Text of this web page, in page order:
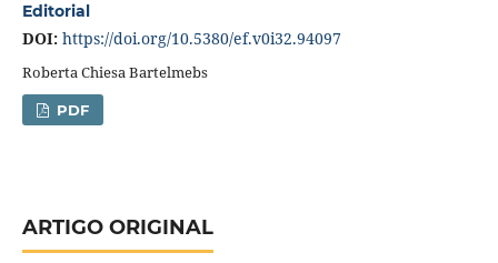
Editorial
DOI: https://doi.org/10.5380/ef.v0i32.94097
Roberta Chiesa Bartelmebs
PDF
ARTIGO ORIGINAL